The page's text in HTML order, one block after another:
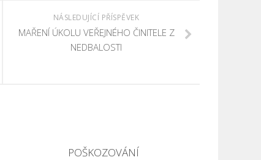
NÁSLEDUJÍCÍ PŘÍSPĚVEK
MAŘENÍ ÚKOLU VEŘEJNÉHO ČINITELE Z
NEDBALOSTI
POŠKOZOVÁNÍ